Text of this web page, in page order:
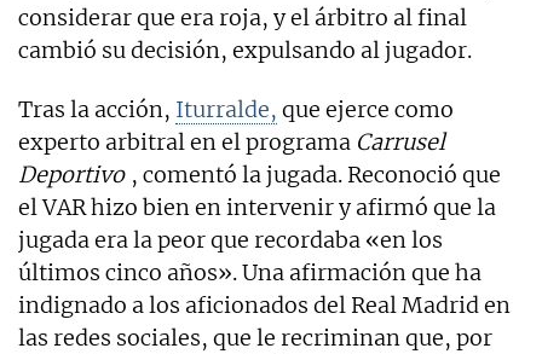
considerar que era roja, y el árbitro al final
cambió su decisión, expulsando al jugador.
Tras la acción, Iturralde, que ejerce como
experto arbitral en el programa Carrusel
Deportivo , comentó la jugada. Reconoció que
el VAR hizo bien en intervenir y afirmó que la
jugada era la peor que recordaba «en los
últimos cinco años». Una afirmación que ha
indignado a los aficionados del Real Madrid en
las redes sociales, que le recriminan que, por